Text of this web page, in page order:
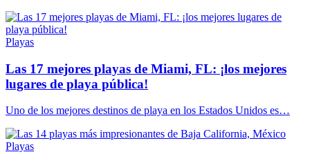
Playas
Las 17 mejores playas de Miami, FL: ¡los mejores
lugares de playa pública!
Uno de los mejores destinos de playa en los Estados Unidos es…
Playas